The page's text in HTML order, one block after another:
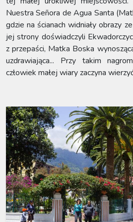
Nuestra Señora de Agua Santa
gdzie na ścianach widniały obrazy
jej strony doświadczyli
z przepaści, Matka Boska
uzdrawiająca... Przy takim
człowiek małej wiary zaczyna